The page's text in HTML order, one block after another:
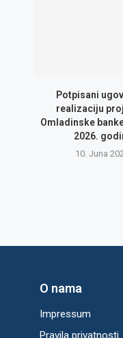
Potpisani
realizaciju
Omladinske
2026.
10. Juna
O nama
Impressum
Pravila privatnosti